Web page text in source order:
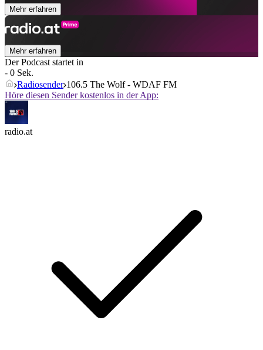
Mehr erfahren
Mehr erfahren
Der Podcast startet in
- 0 Sek.
Radiosender 106.5 The Wolf - WDAF FM
Höre diesen Sender kostenlos in der App:
radio.at